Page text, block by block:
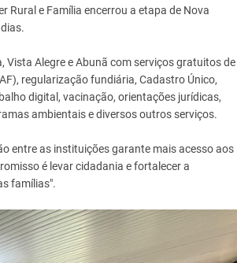
Rural e Família encerrou a etapa de Nova
Alegre e Abunã com serviços gratuitos de
regularização fundiária, Cadastro Único,
digital, vacinação, orientações jurídicas,
ambientais e diversos outros serviços.
entre as instituições garante mais acesso aos
é levar cidadania e fortalecer a
famílias".